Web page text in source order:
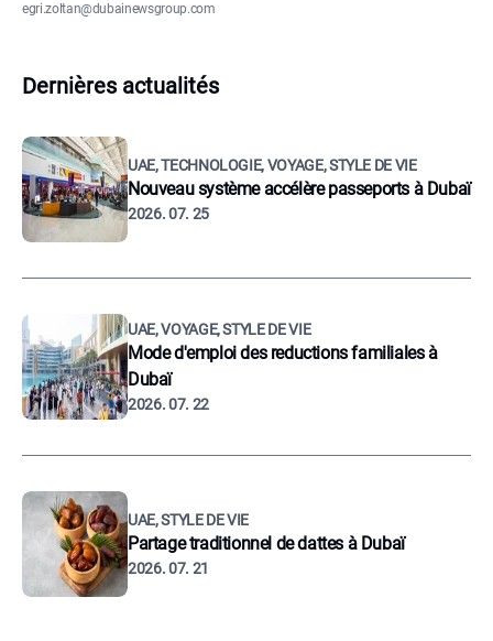
egri.zoltan@dubainewsgroup.com
Dernières actualités
UAE, TECHNOLOGIE, VOYAGE, STYLE DE VIE
Nouveau système accélère passeports à Dubaï
2026. 07. 25
UAE, VOYAGE, STYLE DE VIE
Mode d'emploi des reductions familiales à
Dubaï
2026. 07. 22
UAE, STYLE DE VIE
Partage traditionnel de dattes à Dubaï
2026. 07. 21